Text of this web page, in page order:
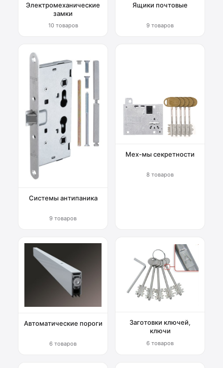
Электромеханические
замки
10 товаров
Ящики почтовые
9 товаров
Системы антипаника
9 товаров
Мех-мы секретности
8 товаров
Автоматические пороги
6 товаров
Заготовки ключей,
ключи
6 товаров